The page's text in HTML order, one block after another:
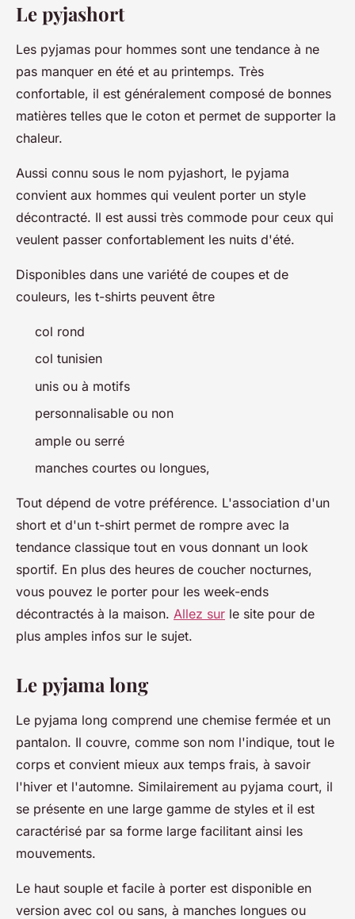
Le pyjashort
Les pyjamas pour hommes sont une tendance à ne
pas manquer en été et au printemps. Très
confortable, il est généralement composé de bonnes
matières telles que le coton et permet de supporter la
chaleur.
Aussi connu sous le nom pyjashort, le pyjama
convient aux hommes qui veulent porter un style
décontracté. Il est aussi très commode pour ceux qui
veulent passer confortablement les nuits d'été.
Disponibles dans une variété de coupes et de
couleurs, les t-shirts peuvent être
col rond
col tunisien
unis ou à motifs
personnalisable ou non
ample ou serré
manches courtes ou longues,
Tout dépend de votre préférence. L'association d'un
short et d'un t-shirt permet de rompre avec la
tendance classique tout en vous donnant un look
sportif. En plus des heures de coucher nocturnes,
vous pouvez le porter pour les week-ends
décontractés à la maison. Allez sur le site pour de
plus amples infos sur le sujet.
Le pyjama long
Le pyjama long comprend une chemise fermée et un
pantalon. Il couvre, comme son nom l'indique, tout le
corps et convient mieux aux temps frais, à savoir
l'hiver et l'automne. Similairement au pyjama court, il
se présente en une large gamme de styles et il est
caractérisé par sa forme large facilitant ainsi les
mouvements.
Le haut souple et facile à porter est disponible en
version avec col ou sans, à manches longues ou